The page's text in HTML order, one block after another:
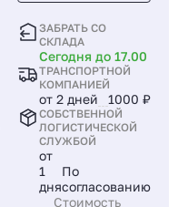
ЗАБРАТЬ СО
СКЛАДА
Сегодня до 17.00
ТРАНСПОРТНОЙ
КОМПАНИЕЙ
от 2 дней 1000 ₽
СОБСТВЕННОЙ
ЛОГИСТИЧЕСКОЙ
СЛУЖБОЙ
от
1
дня
По
согласованию
Стоимость